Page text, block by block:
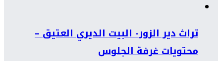
تراث دير الزور- البيت الديري العتيق –
محتويات غرفة الجلوس